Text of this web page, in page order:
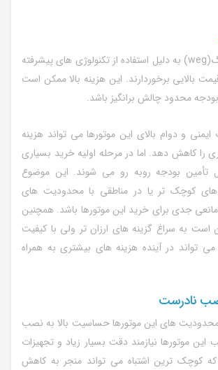
موتور ضد انفجار وگ(weg) به دلیل استفاده از تکنولوژی های پیشرفته
بالایی برخوردارند. این هزینه بالا ممکن است
بودجه محدود چالش برانگیز باشد.
و دوام بالای این موتورها می تواند هزینه
را کاهش دهد. اما در مرحله اولیه خرید بسیاری
تأمین بودجه روبه رو می شوند. این موضوع
کوچک تر یا در مناطقی با محدودیت های
جدی برای خرید این موتورها باشد. همچنین
است به سراغ گزینه های ارزان تر ولی با کیفیت
می تواند در آینده هزینه های بیشتری به همراه
نادرست
های این موتورها حساسیت بالا به نصب
موتورها نیازمند دقت بسیار زیاد و تجهیزات
کوچک ترین اشتباه می تواند منجر به کاهش